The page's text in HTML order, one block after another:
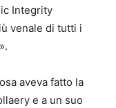
Integrity
venale di tutti i
aveva fatto la
e a un suo